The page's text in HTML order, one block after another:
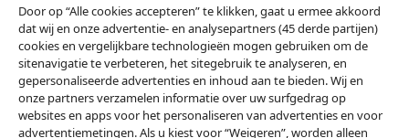
Zakelijk
vidaXL
Ontdek meer
Door op “Alle cookies accepteren” te klikken, gaat u ermee akkoord
dat wij en onze advertentie- en analysepartners (45 derde partijen)
cookies en vergelijkbare technologieën mogen gebruiken om de
sitenavigatie te verbeteren, het sitegebruik te analyseren, en
gepersonaliseerde advertenties en inhoud aan te bieden. Wij en
onze partners verzamelen informatie over uw surfgedrag op
websites en apps voor het personaliseren van advertenties en voor
advertentiemetingen. Als u kiest voor “Weigeren”, worden alleen